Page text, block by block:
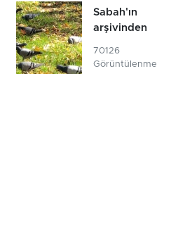
Sabah'ın
arşivinden
70126
Görüntülenme